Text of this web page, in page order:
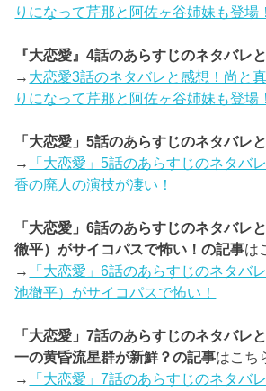
りになって芹那と阿佐ヶ谷姉妹も登場！
『大恋愛』4話のあらすじのネタバレ
→ 大恋愛3話のネタバレと感想！尚と
りになって芹那と阿佐ヶ谷姉妹も登場！
「大恋愛」5話のあらすじのネタバレ
→
「大恋愛」5話のあらすじのネタバ
香の廃人の演技が凄い！
「大恋愛」6話のあらすじのネタバレ
徹平）がサイコパスで怖い！の記事は
→
「大恋愛」6話のあらすじのネタバ
池徹平）がサイコパスで怖い！
「大恋愛」7話のあらすじのネタバレ
一の黄昏流星群が新鮮？の記事はこち
→
「大恋愛」7話のあらすじのネタバ